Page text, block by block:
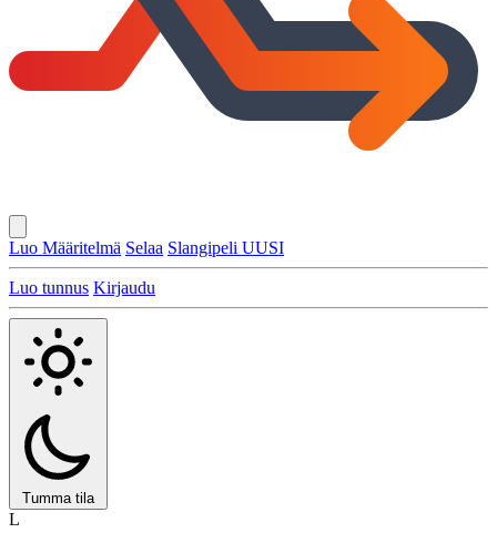
Luo Määritelmä Selaa Slangipeli UUSI
Luo tunnus Kirjaudu
Tumma tila
L